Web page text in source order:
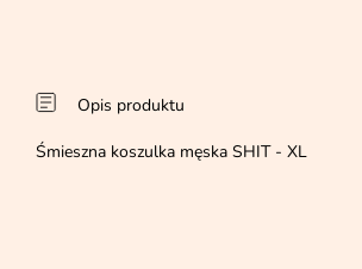
Opis produktu
Śmieszna koszulka męska SHIT - XL